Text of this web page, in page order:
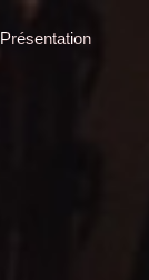
Présentation